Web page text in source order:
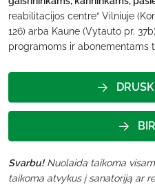
reabilitacijos centre“ Vilniuje
126) arba Kaune (Vytauto pr.
programoms ir abonementams
Svarbu!Nuolaida taikoma
taikoma atvykus į sanatoriją ar